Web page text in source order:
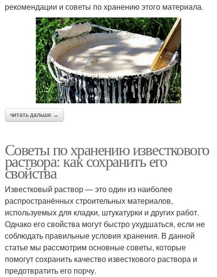
рекомендации и советы по хранению этого материала.
читать дальше →
Советы по хранению известкового
раствора: как сохранить его
свойства
Известковый раствор — это один из наиболее
распространённых строительных материалов,
используемых для кладки, штукатурки и других работ.
Однако его свойства могут быстро ухудшаться, если не
соблюдать правильные условия хранения. В данной
статье мы рассмотрим основные советы, которые
помогут сохранить качество известкового раствора и
предотвратить его порчу.